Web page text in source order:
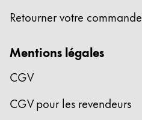
Retourner votre commande
Mentions légales
CGV
CGV pour les revendeurs